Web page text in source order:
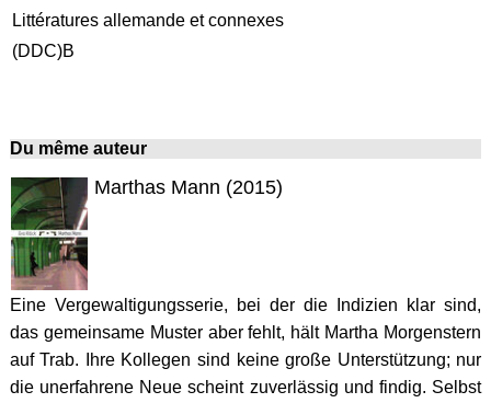
Littératures allemande et connexes
(DDC)B
Du même auteur
Marthas Mann (2015)
Eine Vergewaltigungsserie, bei der die Indizien klar sind,
das gemeinsame Muster aber fehlt, hält Martha Morgenstern
auf Trab. Ihre Kollegen sind keine große Unterstützung; nur
die unerfahrene Neue scheint zuverlässig und findig. Selbst